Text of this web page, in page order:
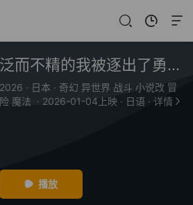
泛而不精的我被逐出了勇者队伍
2026 · 日本 · 奇幻 异世界 战斗 小说改 冒
险 魔法 · 2026-01-04上映 · 日语 · 详情
播放